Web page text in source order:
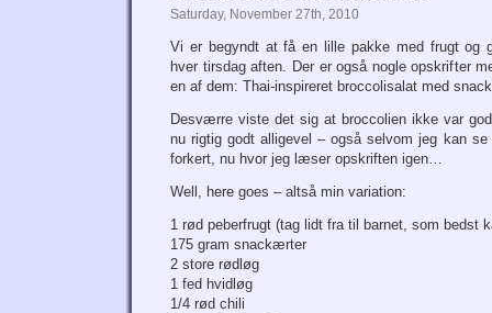
Saturday, November 27th, 2010
Vi er begyndt at få en lille pakke med frugt og
hver tirsdag aften. Der er også nogle opskrifter
en af dem: Thai-inspireret broccolisalat med
Desværre viste det sig at broccolien ikke var
nu rigtig godt alligevel – også selvom jeg kan
forkert, nu hvor jeg læser opskriften igen…
Well, here goes – altså min variation:
1 rød peberfrugt (tag lidt fra til barnet, som bedst
175 gram snackærter
2 store rødløg
1 fed hvidløg
1/4 rød chili